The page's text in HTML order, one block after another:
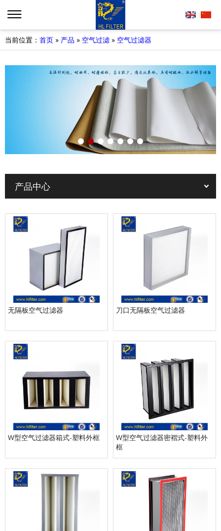
当前位置： 首页 » 产品 » 空气过滤 » 空气过滤器
产品中心
无隔板空气过滤器 刀口无隔板空气过滤器
W型空气过滤器箱式-塑料外框
W型空气过滤器密褶式-塑料外
框